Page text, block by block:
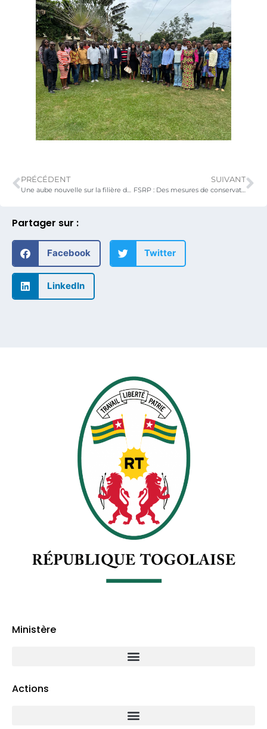
Partager sur :
Facebook Twitter
LinkedIn
PRÉCÉDENT SUIVANT
FSRP : Des mesures de conservation des eaux et des sols enseignées à 1000 producteurs agricoles au Togo
Ministère
Actions